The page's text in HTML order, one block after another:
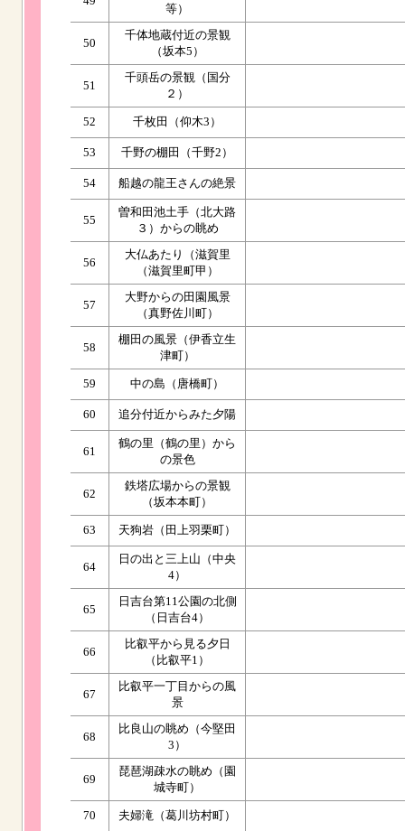
等）
50
千体地蔵付近の景観
（坂本5）
51
千頭岳の景観（国分
２）
52 千枚田（仰木3）
53 千野の棚田（千野2）
54 船越の龍王さんの絶景
55
曽和田池土手（北大路
３）からの眺め
56
大仏あたり（滋賀里
（滋賀里町甲）
57
大野からの田園風景
（真野佐川町）
58
棚田の風景（伊香立生
津町）
59 中の島（唐橋町）
60 追分付近からみた夕陽
61
鶴の里（鶴の里）から
の景色
62
鉄塔広場からの景観
（坂本本町）
63 天狗岩（田上羽栗町）
64
日の出と三上山（中央
4）
65
日吉台第11公園の北側
（日吉台4）
66
比叡平から見る夕日
（比叡平1）
67
比叡平一丁目からの風
景
68
比良山の眺め（今堅田
3）
69
琵琶湖疎水の眺め（園
城寺町）
70 夫婦滝（葛川坊村町）